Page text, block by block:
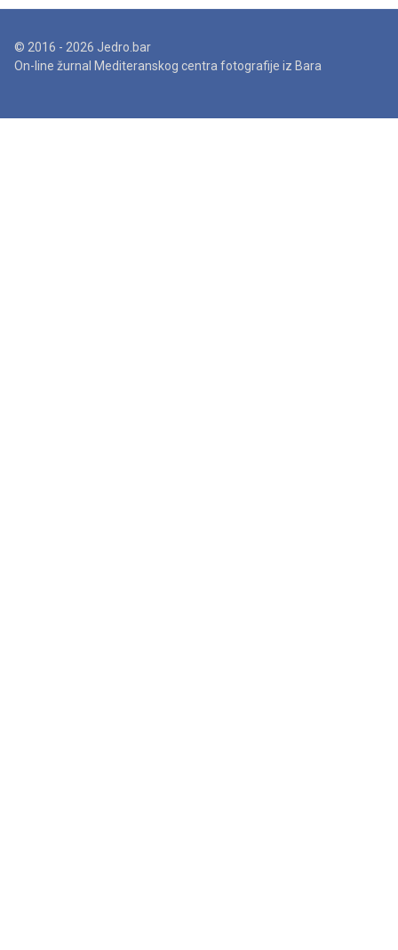
© 2016 - 2026 Jedro.bar
On-line žurnal Mediteranskog centra fotografije iz Bara